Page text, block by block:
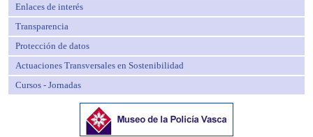
Enlaces de interés
Transparencia
Protección de datos
Actuaciones Transversales en Sostenibilidad
Cursos - Jornadas